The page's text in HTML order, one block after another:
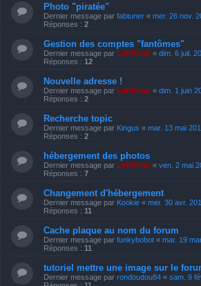
Photo "piratée"
Dernier message par fabtuner « mer. 26 nov.
Réponses : 2
Gestion des comptes "fantômes"
Dernier message par LeKiffeur « dim. 6 juil.
Réponses : 12
Nouvelle adresse !
Dernier message par LeKiffeur « dim. 1 juin
Réponses : 2
Recherche topic
Dernier message par Kingus « mar. 13 mai
Réponses : 2
hébergement des photos
Dernier message par LeKiffeur « ven. 2 mai
Réponses : 7
Changement d'hébergement
Dernier message par Kookie « mer. 30 avr.
Réponses : 11
Cache plaque au nom du forum
Dernier message par funkybobot « mar. 19
Réponses : 11
tutoriel mettre une image sur le
Dernier message par rondoudou84 « sam. 9